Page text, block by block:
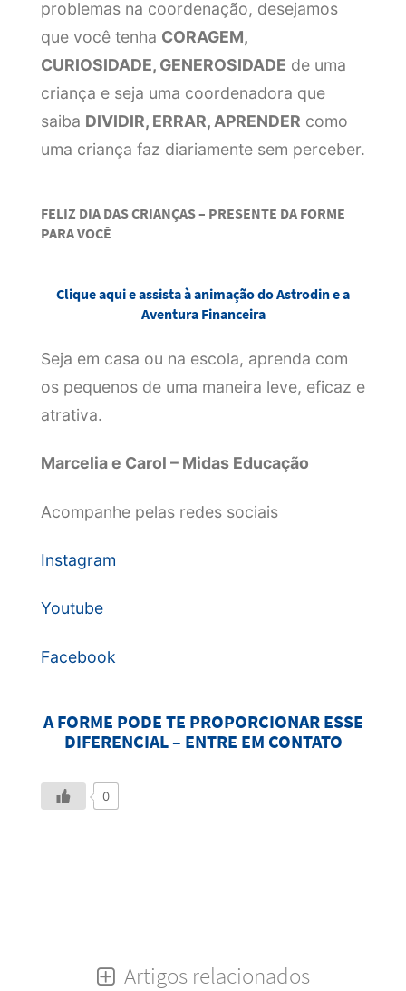
problemas na coordenação, desejamos
que você tenha CORAGEM,
CURIOSIDADE, GENEROSIDADE de uma
criança e seja uma coordenadora que
saiba DIVIDIR, ERRAR, APRENDER como
uma criança faz diariamente sem perceber.
FELIZ DIA DAS CRIANÇAS – PRESENTE DA FORME
PARA VOCÊ
Clique aqui e assista à animação do Astrodin e a
Aventura Financeira
Seja em casa ou na escola, aprenda com
os pequenos de uma maneira leve, eficaz e
atrativa.
Marcelia e Carol – Midas Educação
Acompanhe pelas redes sociais
Instagram
Youtube
Facebook
A FORME PODE TE PROPORCIONAR ESSE
DIFERENCIAL – ENTRE EM CONTATO
0
Artigos relacionados